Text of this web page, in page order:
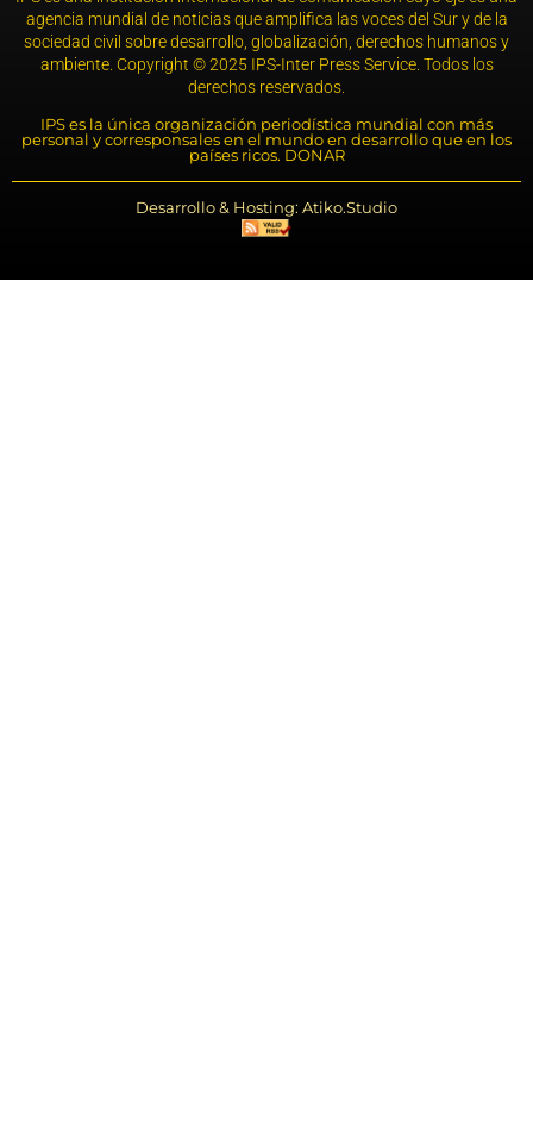
agencia mundial de noticias que amplifica las voces del Sur y de la
sociedad civil sobre desarrollo, globalización, derechos humanos y
ambiente. Copyright © 2025 IPS-Inter Press Service. Todos los
derechos reservados.
IPS es la única organización periodística mundial con más
personal y corresponsales en el mundo en desarrollo que en los
países ricos. DONAR
Desarrollo & Hosting: Atiko.Studio